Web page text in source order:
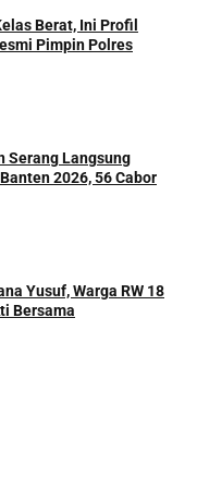
Berat, Ini Profil
Pimpin Polres
Serang Langsung
2026, 56 Cabor
Yusuf, Warga RW 18
Bersama